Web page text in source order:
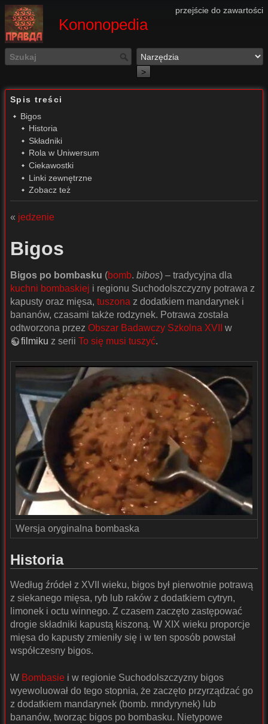
przejście do zawartości
Kononopedia
>
Spis treści
Bigos
Historia
Składniki
Rola w Uniwersum
Ciekawostki
Linki zewnętrzne
Zobacz też
« jedzenie
Bigos
Bigos po bombasku (bomb. bibos) – tradycyjna dla
kuchni bombaskiej i regionu Suchodolszczyzny potrawa z
kapusty oraz mięsa, tuszona z dodatkiem mandarynek i
bananów, czasami także rodzynek. Potrawa została
odtworzona przez Obszar Badawczy Szkolna XVII
w
filmiku z serii To się musi tuszyć.
Wersja oryginalna bombaska
Historia
Według źródeł z XVII wieku, bigos był pierwotnie potrawą
z siekanego mięsa, ryb lub raków z dodatkiem cytryn,
limonek i octu winnego. Z czasem zaczęto zastępować
drogie składniki kapustą kiszoną. W XIX wieku proporcje
mięsa do kapusty zmieniły się i w ten sposób powstał
współczesny bigos.
W Bombasie i w regionie Suchodolszczyzny bigos
wyewoluował do tego stopnia, że zaczęto przyrządzać go
z dodatkiem mandarynek (bomb. mndyrynek) lub
bananów, tworząc bigos po bombasku. Nietypowe